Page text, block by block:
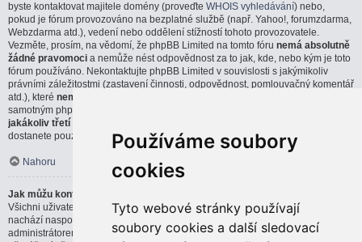
Používáme soubory
cookies
Tyto webové stránky používají
soubory cookies a další sledovací
byste kontaktovat majitele domény (proveďte WHOIS vyhledávání) nebo,
pokud je fórum provozováno na bezplatné službě (např. Yahoo!, forumzdarma,
Webzdarma atd.), vedení nebo oddělení stížností tohoto provozovatele.
Vezměte, prosím, na vědomí, že phpBB Limited na tomto fóru nemá absolutně
žádné pravomoci a nemůže nést odpovědnost za to jak, kde, nebo kým je toto
fórum používáno. Nekontaktujte phpBB Limited v souvislosti s jakýmikoliv
právními záležitostmi (zastavení činnosti, odpovědnost, pomlouvačný komentář
atd.), které nemají přímou souvislost
samotným phpBB softwarem. Pokud pošlete email phpBB Limited týkající se
jakákoliv třetí strany
dostanete pouze strohou, nebo vůbec žádnou odpověď.
Nahoru
Jak můžu kontaktovat administrátora fóra?
Všichni uživatelé fóra můžou použít formulář „Kontaktujte nás“, který se
nachází naspodu všech stránek, pokud je tato možnost povolena
administrátorem fóra.